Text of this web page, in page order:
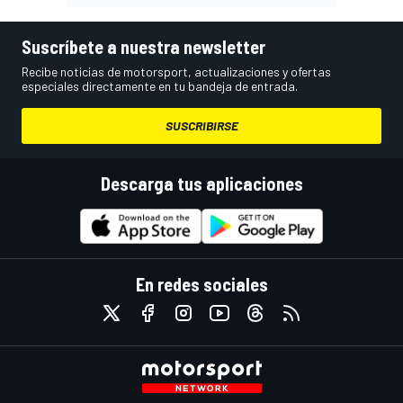
Suscríbete a nuestra newsletter
Recibe noticias de motorsport, actualizaciones y ofertas
especiales directamente en tu bandeja de entrada.
SUSCRIBIRSE
Descarga tus aplicaciones
En redes sociales